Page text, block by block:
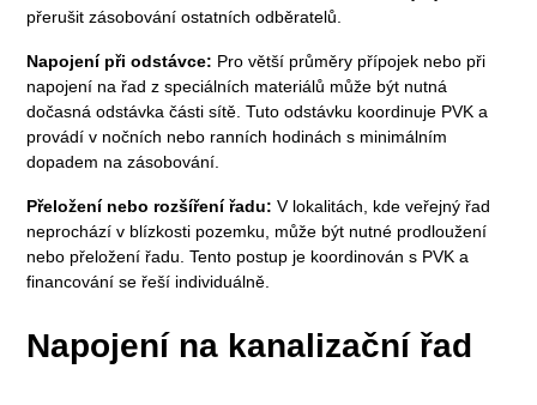
přerušit zásobování ostatních odběratelů.
Napojení při odstávce: Pro větší průměry přípojek nebo při
napojení na řad z speciálních materiálů může být nutná
dočasná odstávka části sítě. Tuto odstávku koordinuje PVK a
provádí v nočních nebo ranních hodinách s minimálním
dopadem na zásobování.
Přeložení nebo rozšíření řadu: V lokalitách, kde veřejný řad
neprochází v blízkosti pozemku, může být nutné prodloužení
nebo přeložení řadu. Tento postup je koordinován s PVK a
financování se řeší individuálně.
Napojení na kanalizační řad